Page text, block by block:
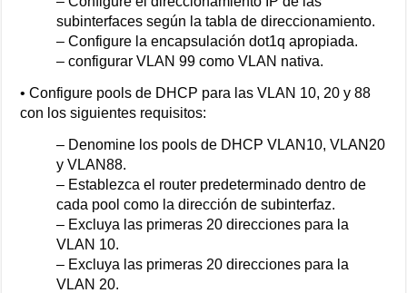
subinterfaces según la tabla de direccionamiento.
– Configure la encapsulación dot1q apropiada.
– configurar VLAN 99 como VLAN nativa.
• Configure pools de DHCP para las VLAN 10, 20 y 88
con los siguientes requisitos:
– Denomine los pools de DHCP VLAN10, VLAN20
y VLAN88.
– Establezca el router predeterminado dentro de
cada pool como la dirección de subinterfaz.
– Excluya las primeras 20 direcciones para la
VLAN 10.
– Excluya las primeras 20 direcciones para la
VLAN 20.